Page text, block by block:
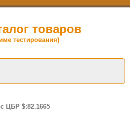
товаров
тестирования)
ЦБР $:82.1665